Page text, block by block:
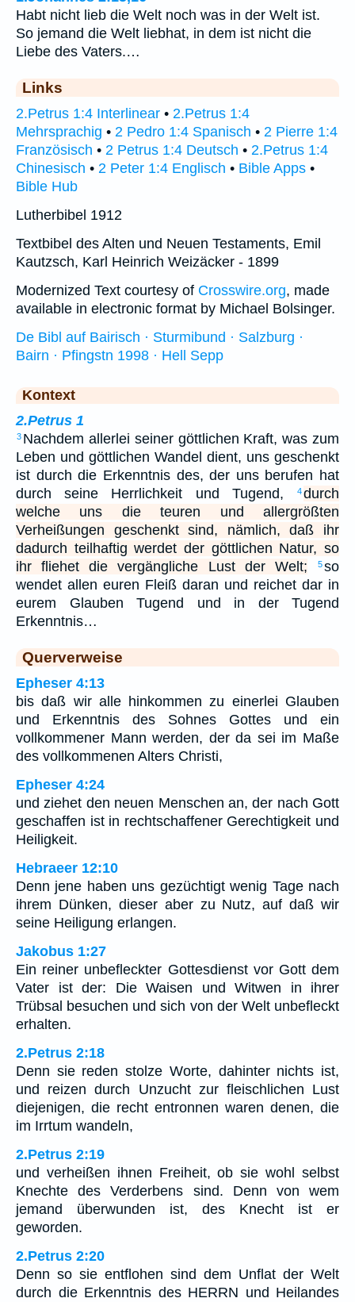
Habt nicht lieb die Welt noch was in der Welt ist.
So jemand die Welt liebhat, in dem ist nicht die
Liebe des Vaters.…
Links
2.Petrus 1:4 Interlinear • 2.Petrus 1:4
Mehrsprachig • 2 Pedro 1:4 Spanisch • 2 Pierre 1:4
Französisch • 2 Petrus 1:4 Deutsch • 2.Petrus 1:4
Chinesisch • 2 Peter 1:4 Englisch • Bible Apps •
Bible Hub
Lutherbibel 1912
Textbibel des Alten und Neuen Testaments, Emil
Kautzsch, Karl Heinrich Weizäcker - 1899
Modernized Text courtesy of Crosswire.org, made
available in electronic format by Michael Bolsinger.
De Bibl auf Bairisch · Sturmibund · Salzburg ·
Bairn · Pfingstn 1998 · Hell Sepp
Kontext
2.Petrus 1
3 Nachdem allerlei seiner göttlichen Kraft, was zum
Leben und göttlichen Wandel dient, uns geschenkt
ist durch die Erkenntnis des, der uns berufen hat
durch seine Herrlichkeit und Tugend,
4durch
welche uns die teuren und allergrößten
Verheißungen geschenkt sind, nämlich, daß ihr
dadurch teilhaftig werdet der göttlichen Natur, so
ihr fliehet die vergängliche Lust der Welt;
5so
wendet allen euren Fleiß daran und reichet dar in
eurem Glauben Tugend und in der Tugend
Erkenntnis…
Querverweise
Epheser 4:13
bis daß wir alle hinkommen zu einerlei Glauben
und Erkenntnis des Sohnes Gottes und ein
vollkommener Mann werden, der da sei im Maße
des vollkommenen Alters Christi,
Epheser 4:24
und ziehet den neuen Menschen an, der nach Gott
geschaffen ist in rechtschaffener Gerechtigkeit und
Heiligkeit.
Hebraeer 12:10
Denn jene haben uns gezüchtigt wenig Tage nach
ihrem Dünken, dieser aber zu Nutz, auf daß wir
seine Heiligung erlangen.
Jakobus 1:27
Ein reiner unbefleckter Gottesdienst vor Gott dem
Vater ist der: Die Waisen und Witwen in ihrer
Trübsal besuchen und sich von der Welt unbefleckt
erhalten.
2.Petrus 2:18
Denn sie reden stolze Worte, dahinter nichts ist,
und reizen durch Unzucht zur fleischlichen Lust
diejenigen, die recht entronnen waren denen, die
im Irrtum wandeln,
2.Petrus 2:19
und verheißen ihnen Freiheit, ob sie wohl selbst
Knechte des Verderbens sind. Denn von wem
jemand überwunden ist, des Knecht ist er
geworden.
2.Petrus 2:20
Denn so sie entflohen sind dem Unflat der Welt
durch die Erkenntnis des HERRN und Heilandes